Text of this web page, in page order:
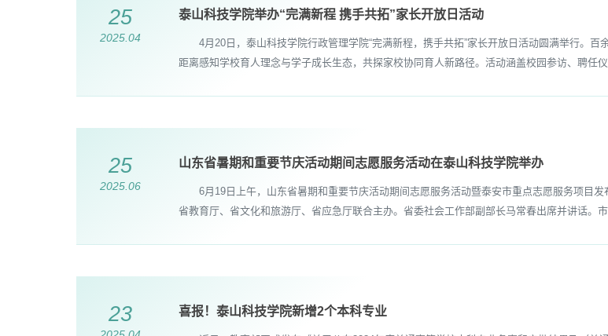
25
2025.04
泰山科技学院举办“完满新程 携手共拓”家长开放日活动
4月20日，泰山科技学院行政管理学院“完满新程，携手共拓”家长开放日活动圆满举行。百
距离感知学校育人理念与学子成长生态，共探家校协同育人新路径。活动涵盖校园参访、聘任
25
2025.06
山东省暑期和重要节庆活动期间志愿服务活动在泰山科技学院举办
6月19日上午，山东省暑期和重要节庆活动期间志愿服务活动暨泰安市重点志愿服务项目发
省教育厅、省文化和旅游厅、省应急厅联合主办。省委社会工作部副部长马常春出席并讲话
23 喜报！泰山科技学院新增2个本科专业